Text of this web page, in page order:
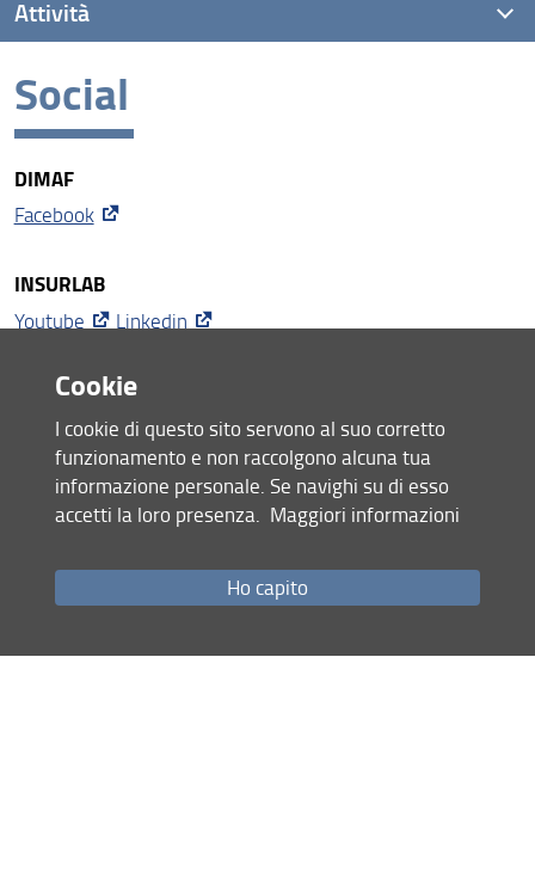
Social
DIMAF
Facebook
INSURLAB
Youtube Linkedin
Condividi
Attività
Formazione
Progetti
Rivista
Social
Premi
ultimo aggiornamento
25.03.2025
Cookie
I cookie di questo sito servono al suo corretto
funzionamento e non raccolgono alcuna tua
informazione personale. Se navighi su di esso
accetti la loro presenza. Maggiori informazioni
Ho capito